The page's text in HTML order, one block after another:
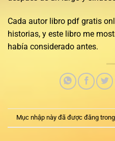
Cada autor libro pdf gratis
historias, y este libro me
había considerado antes.
Mục nhập này đã được đăng trong